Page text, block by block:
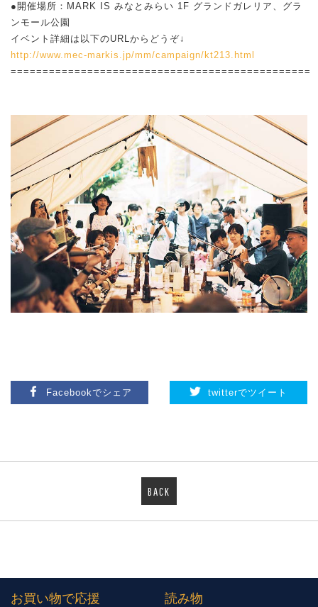
●開催場所：MARK IS みなとみらい 1F グランドガレリア、グラ
ンモール公園
イベント詳細は以下のURLからどうぞ↓
http://www.mec-markis.jp/mm/campaign/kt213.html
===============================================
Facebookでシェア twitterでツイート
BACK
お買い物で応援 読み物